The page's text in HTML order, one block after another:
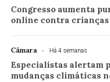
Congresso aumenta
online contra crianças
Câmara Há 4 semanas
Especialistas alertam
mudanças climáticas